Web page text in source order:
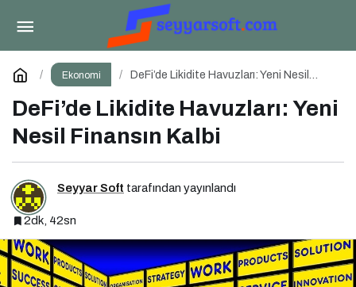
Ekonomi
DeFi’de Likidite Havuzları: Yeni Nesil
DeFi’de Likidite Havuzları: Yeni
Nesil Finansın Kalbi
Seyyar Soft tarafından yayınlandı
2dk, 42sn
BRC-20 Token Standardı: Bitcoin Üzerindeki
Deneysel Adım
Yorum Yap